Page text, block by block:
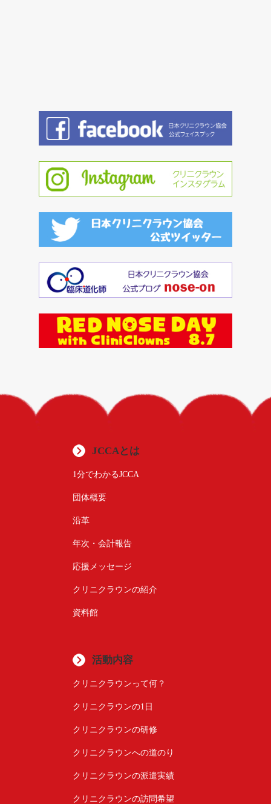
JCCAとは
1分でわかるJCCA
団体概要
沿革
年次・会計報告
応援メッセージ
クリニクラウンの紹介
資料館
活動内容
クリニクラウンって何？
クリニクラウンの1日
クリニクラウンの研修
クリニクラウンへの道のり
クリニクラウンの派遣実績
クリニクラウンの訪問希望